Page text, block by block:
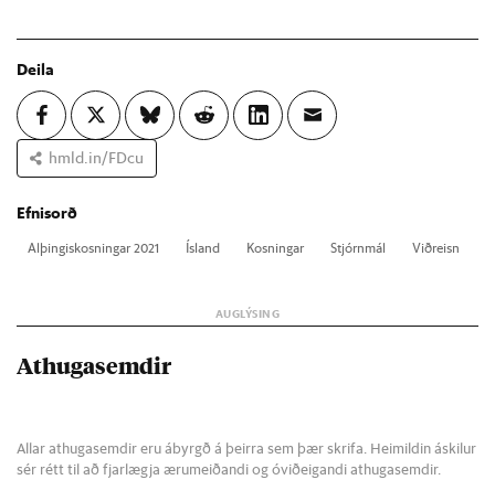
Deila
hmld.in/FDcu
Efnisorð
Al­þing­is­kosn­ing­ar 2021 Ís­land Kosn­ing­ar Stjórn­mál Við­reisn
Athugasemdir
Allar athugasemdir eru ábyrgð á þeirra sem þær skrifa. Heimildin áskilur
sér rétt til að fjarlægja ærumeiðandi og óviðeigandi athugasemdir.